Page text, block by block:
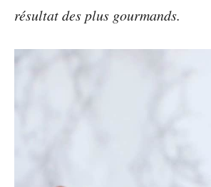
résultat des plus gourmands.